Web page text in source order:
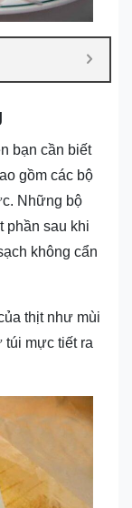
bạn cần biết
gồm các bộ
Những bộ
phần sau khi
không cẩn
thịt như mùi
túi mực tiết ra